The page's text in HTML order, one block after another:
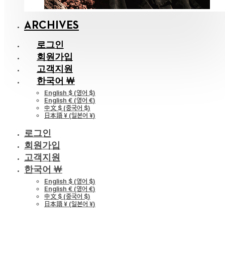
ARCHIVES
로그인
회원가입
고객지원
한국어 ￦
English $ (영어 $)
English € (영어 €)
中文 $ (중국어 $)
日本語 ¥ (일본어 ¥)
로그인
회원가입
고객지원
한국어 ￦
English $ (영어 $)
English € (영어 €)
中文 $ (중국어 $)
日本語 ¥ (일본어 ¥)